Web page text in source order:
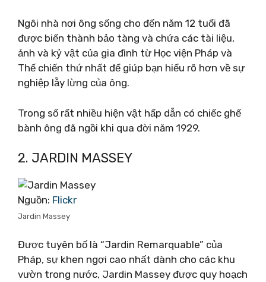
Ngôi nhà nơi ông sống cho đến năm 12 tuổi đã
được biến thành bảo tàng và chứa các tài liệu,
ảnh và kỷ vật của gia đình từ Học viện Pháp và
Thế chiến thứ nhất để giúp bạn hiểu rõ hơn về sự
nghiệp lẫy lừng của ông.
Trong số rất nhiều hiện vật hấp dẫn có chiếc ghế
bành ông đã ngồi khi qua đời năm 1929.
2. JARDIN MASSEY
Nguồn: Flickr
Jardin Massey
Được tuyên bố là “Jardin Remarquable” của
Pháp, sự khen ngợi cao nhất dành cho các khu
vườn trong nước, Jardin Massey được quy hoạch